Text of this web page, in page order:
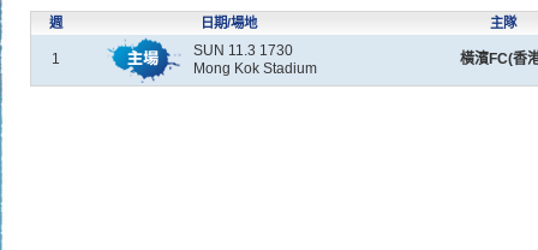
週 日期/場地 主隊
1
SUN 11.3 1730
Mong Kok Stadium
橫濱FC(香